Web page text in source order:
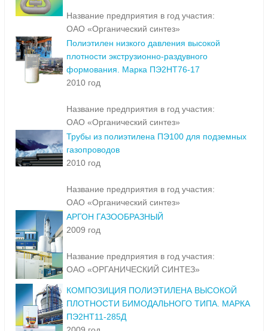
Название предприятия в год участия:
ОАО «Органический синтез»
Полиэтилен низкого давления высокой
плотности экструзионно-раздувного
формования. Марка ПЭ2НТ76-17
2010 год
Название предприятия в год участия:
ОАО «Органический синтез»
Трубы из полиэтилена ПЭ100 для подземных
газопроводов
2010 год
Название предприятия в год участия:
ОАО «Органический синтез»
АРГОН ГАЗООБРАЗНЫЙ
2009 год
Название предприятия в год участия:
ОАО «ОРГАНИЧЕСКИЙ СИНТЕЗ»
КОМПОЗИЦИЯ ПОЛИЭТИЛЕНА ВЫСОКОЙ
ПЛОТНОСТИ БИМОДАЛЬНОГО ТИПА. МАРКА
ПЭ2НТ11-285Д